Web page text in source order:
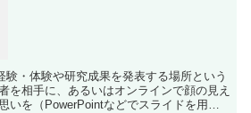
験・体験や研究成果を発表する場所という
を相手に、あるいはオンラインで顔の見え
いを（PowerPointなどでスライドを用い